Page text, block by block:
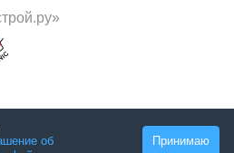
об
Принимаю